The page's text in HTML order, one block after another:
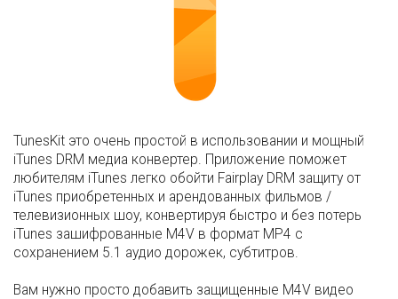
TunesKit это очень простой в использовании и мощный
iTunes DRM медиа конвертер. Приложение поможет
любителям iTunes легко обойти Fairplay DRM защиту от
iTunes приобретенных и арендованных фильмов /
телевизионных шоу, конвертируя быстро и без потерь
iTunes зашифрованные M4V в формат MP4 с
сохранением 5.1 аудио дорожек, субтитров.
Вам нужно просто добавить защищенные M4V видео